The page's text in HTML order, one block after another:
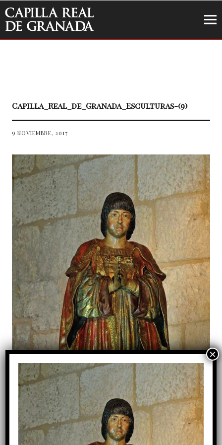
Capilla Real de Granada
Capilla_Real_de_Granada_Esculturas-(9)
9 NOVIEMBRE, 2017